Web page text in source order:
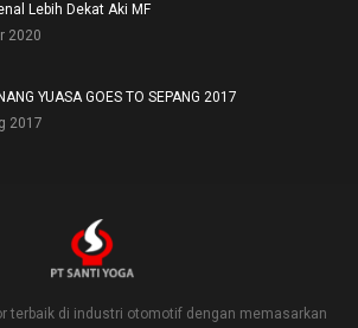
Lebih Dekat Aki MF
2020
YUASA GOES TO SEPANG 2017
2017
terbaik di industri otomotif dengan memasarkan